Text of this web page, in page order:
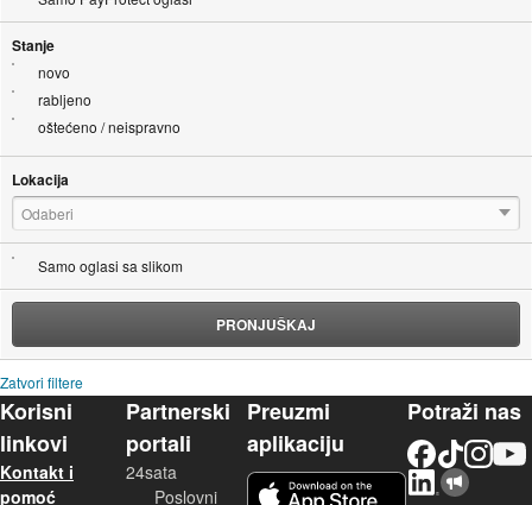
Stanje
novo
rabljeno
oštećeno / neispravno
Lokacija
Odaberi
Samo oglasi sa slikom
PRONJUŠKAJ
Zatvori filtere
Korisni
linkovi
Kontakt i
pomoć
Partnerski
portali
24sata
Poslovni
Preuzmi
aplikaciju
Potraži nas